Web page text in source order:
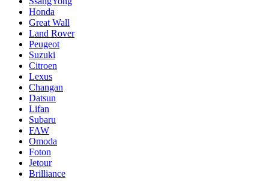
Honda
Great Wall
Land Rover
Peugeot
Suzuki
Citroen
Lexus
Changan
Datsun
Lifan
Subaru
FAW
Omoda
Foton
Jetour
Brilliance